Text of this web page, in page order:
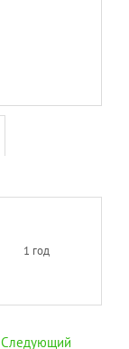
1 год
Следующий